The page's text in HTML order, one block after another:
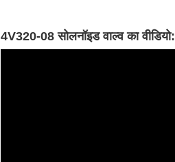
4V320-08 सोलनॉइड वाल्व का वीडियो: